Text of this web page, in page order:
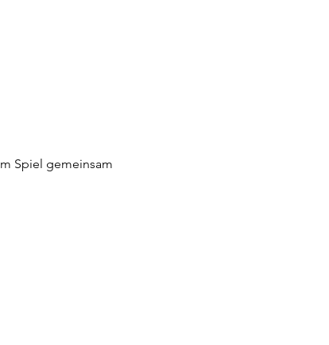
Spiel gemeinsam